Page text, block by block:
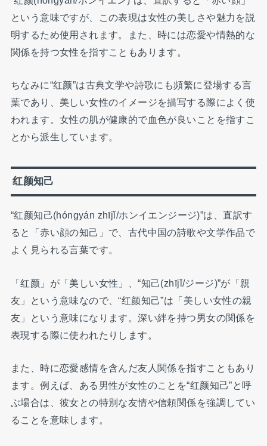
という意味ですが、この表現は女性の美しさや魅力を説
明するため使用されます。また、時には恋愛や情熱的な
関係を持つ女性を指すこともあります。
ちなみに“红颜”は古典文学や詩歌にも頻繁に登場する言
葉であり、美しい女性のイメージを描写する際によく使
われます。女性の肌が健康的で血色が良いことを指すこ
とから派生しています。
红颜知己
“红颜知己(hóngyán zhījǐ/ホンイエンジージ)”は、直訳す
ると「赤い顔の知己」で、古代中国の詩歌や文学作品で
よく見られる言葉です。
「红颜」が「美しい女性」、“知己(zhījǐ/ジージ)”が「親
友」という意味なので、“红颜知己”は「美しい女性の親
友」という意味になります。深い絆を持つ男女の関係を
表現する際に使われたりします。
また、時に恋愛感情を含んだ友人関係を指すこともあり
ます。例えば、ある男性が女性のことを“红颜知己”と呼
ぶ場合は、彼女との特別な友情や信頼関係を強調してい
ることを意味します。